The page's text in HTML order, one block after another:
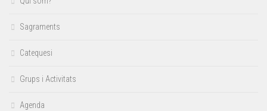
Sagraments
Catequesi
Grups i Activitats
Agenda